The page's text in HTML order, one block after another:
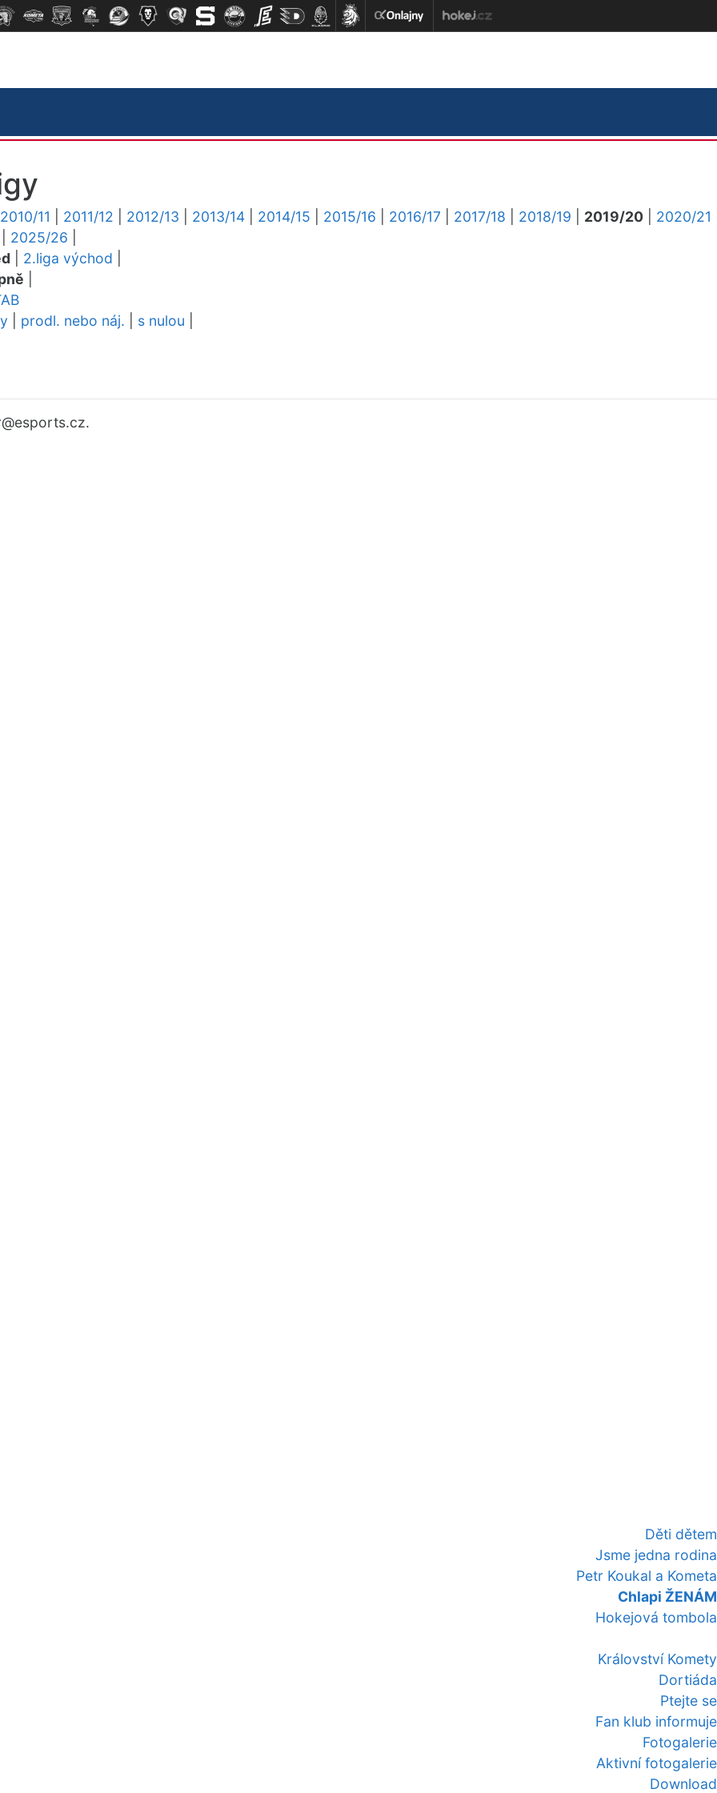
Děti dětem
Jsme jedna rodina
Petr Koukal a Kometa
Chlapi ŽENÁM
Hokejová tombola
Království Komety
Dortiáda
Ptejte se
Fan klub informuje
Fotogalerie
Aktivní fotogalerie
Download
2010/11 2011/12 2012/13 2013/14 2014/15 2015/16 2016/17 2017/18 2018/19 2019/20
2020/21
2025/26
2.liga východ
prodl. nebo náj. s nulou
@esports.cz.